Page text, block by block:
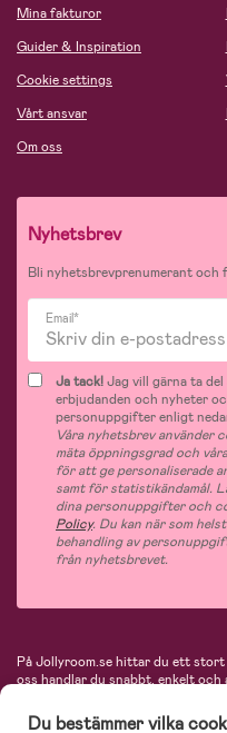
Mina fakturor
Guider & Inspiration
Cookie settings
Vårt ansvar
Om oss
Nyhetsbrev
Bli nyhetsbrevprenumerant och
Email*
Ja tack!Jag vill gärna ta
erbjudanden och nyheter
personuppgifter enligt
Våra nyhetsbrev använder
mäta öppningsgrad och
för att ge personaliserade
samt för statistikändamål.
dina personuppgifter och
Policy. Du kan när som
behandling av
från nyhetsbrevet.
På Jollyroom.se hittar du ett
oss handlar du snabbt, enkelt
hos oss. I vårt sortiment hittar du
Du bestämmer vilka